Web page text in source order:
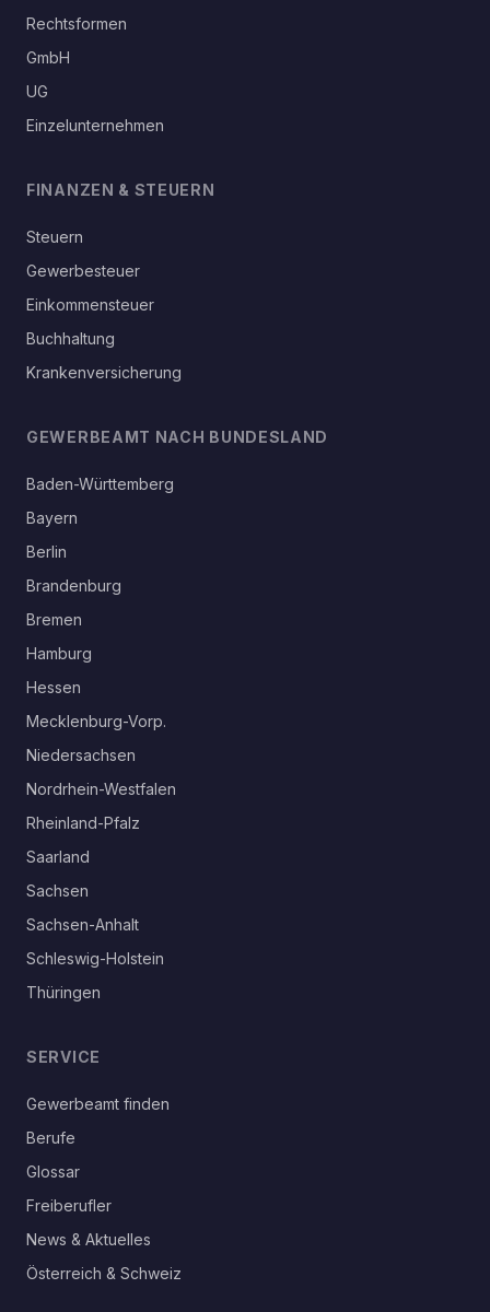
Rechtsformen
GmbH
UG
Einzelunternehmen
FINANZEN & STEUERN
Steuern
Gewerbesteuer
Einkommensteuer
Buchhaltung
Krankenversicherung
GEWERBEAMT NACH BUNDESLAND
Baden-Württemberg
Bayern
Berlin
Brandenburg
Bremen
Hamburg
Hessen
Mecklenburg-Vorp.
Niedersachsen
Nordrhein-Westfalen
Rheinland-Pfalz
Saarland
Sachsen
Sachsen-Anhalt
Schleswig-Holstein
Thüringen
SERVICE
Gewerbeamt finden
Berufe
Glossar
Freiberufler
News & Aktuelles
Österreich & Schweiz